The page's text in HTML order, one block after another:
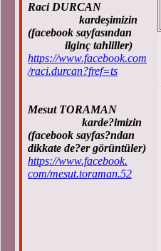
Raci DURCAN
kardeşimizin
(facebook sayfasından
ilginç tahliller)
https://www.facebook.com
/raci.durcan?fref=ts
Mesut TORAMAN
karde?imizin
(facebook sayfas?ndan
dikkate de?er görüntüler)
https://www.facebook.
com/mesut.toraman.52